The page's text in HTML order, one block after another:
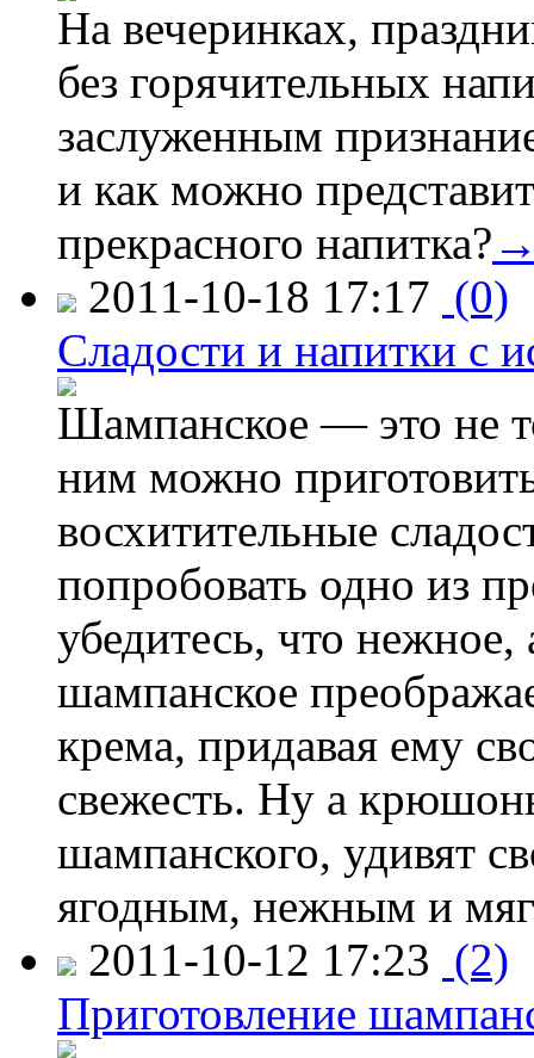
На вечеринках,
без горячительных
заслуженным
и как можно
прекрасного напитка?
2011-10-18 17:17 (0)
Сладости и напитки с
Шампанское — это не
ним можно
восхитительные
попробовать одно из
убедитесь, что
шампанское
крема, придавая ему
свежесть. Ну а
шампанского, удивят
ягодным, нежным и
2011-10-12 17:23 (2)
Приготовление